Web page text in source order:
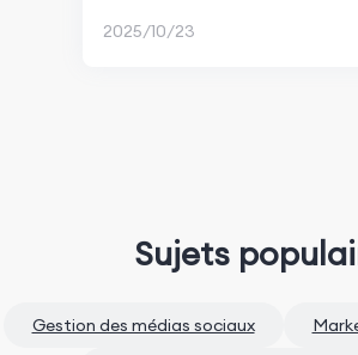
2025/10/23
Sujets
Gestion des médias sociaux